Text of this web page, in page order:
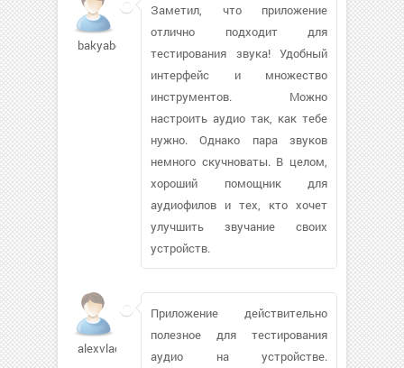
bakyabelle
Заметил, что приложение
отлично подходит для
тестирования звука! Удобный
интерфейс и множество
инструментов. Можно
настроить аудио так, как тебе
нужно. Однако пара звуков
немного скучноваты. В целом,
хороший помощник для
аудиофилов и тех, кто хочет
улучшить звучание своих
устройств.
alexvlad58
Приложение действительно
полезное для тестирования
аудио на устройстве.